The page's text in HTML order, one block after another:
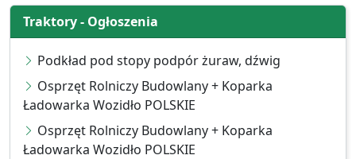
Traktory - Ogłoszenia
Podkład pod stopy podpór żuraw, dźwig
Osprzęt Rolniczy Budowlany + Koparka
Ładowarka Wozidło POLSKIE
Osprzęt Rolniczy Budowlany + Koparka
Ładowarka Wozidło POLSKIE